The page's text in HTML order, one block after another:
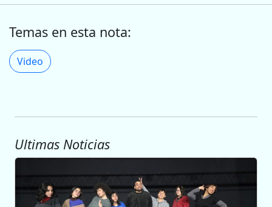
Temas en esta nota:
Video
Ultimas Noticias